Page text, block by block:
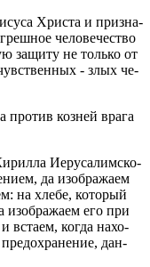
Хри­ста и при­зна­
че­ло­ве­че­ство
за­щи­ту не толь­ко от
- злых че­
про­тив коз­ней врага
Иеру­са­лим­ско­
да изоб­ра­жа­ем
на хлебе, ко­то­рый
изоб­ра­жа­ем его при
вста­ем, когда на­хо­
дан­